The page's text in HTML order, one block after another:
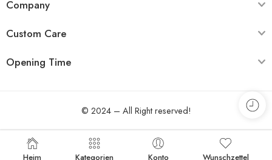
Company
Custom Care
Opening Time
© 2024 – All Right reserved!
Heim Kategorien Konto Wunschzettel